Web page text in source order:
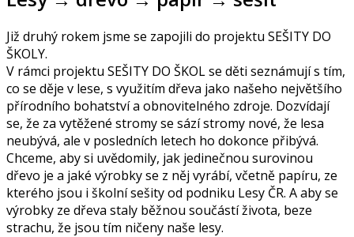
Již druhý rokem jsme se zapojili do projektu SEŠITY DO
ŠKOLY.
V rámci projektu SEŠITY DO ŠKOL se děti seznámují s tím,
co se děje v lese, s využitím dřeva jako našeho největšího
přírodního bohatství a obnovitelného zdroje. Dozvídají
se, že za vytěžené stromy se sází stromy nové, že lesa
neubývá, ale v posledních letech ho dokonce přibývá.
Chceme, aby si uvědomily, jak jedinečnou surovinou
dřevo je a jaké výrobky se z něj vyrábí, včetně papíru, ze
kterého jsou i školní sešity od podniku Lesy ČR. A aby se
výrobky ze dřeva staly běžnou součástí života, beze
strachu, že jsou tím ničeny naše lesy.